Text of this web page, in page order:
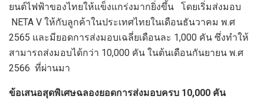
ยนต์ไฟฟ้าของไทยให้แข็งแกร่งมากยิ่งขึ้น โดยเริ่มส่งมอบ
NETA V ให้กับลูกค้าในประเทศไทยในเดือนธันวาคม พ.ศ
2565 และมียอดการส่งมอบเฉลี่ยเดือนละ 1,000 คัน ซึ่งทำให้
สามารถส่งมอบได้กว่า 10,000 คัน ในต้นเดือนกันยายน พ.ศ
2566 ที่ผ่านมา
ข้อเสนอสุดพิเศษฉลองยอดการส่งมอบครบ 10,000 คัน